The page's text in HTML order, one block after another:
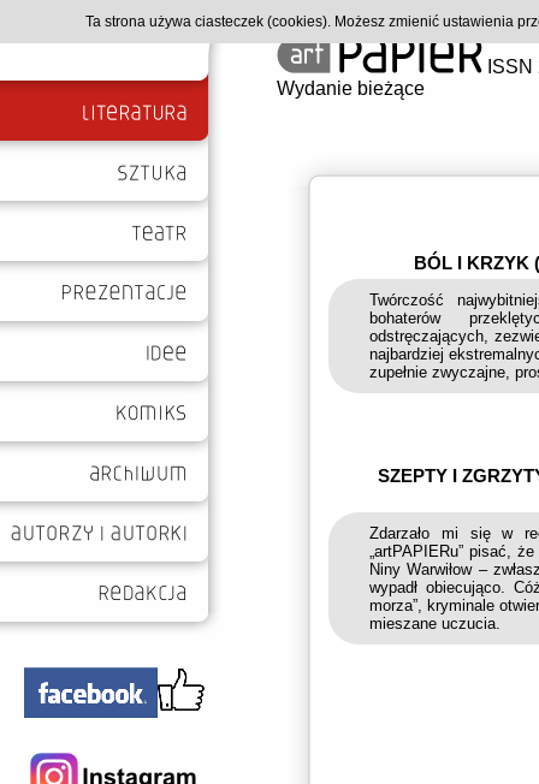
Wydanie bieżące
BÓL I KRZYK
Twórczość
bohaterów
odstręczających,
najbardziej
zupełnie zwyczajne,
SZEPTY I
Zdarzało mi się w
„artPAPIERu” pisać,
Niny Warwiłow –
wypadł obiecująco.
morza”, kryminale
mieszane uczucia.
Ta strona używa ciasteczek (cookies). Możesz zmienić ustawienia